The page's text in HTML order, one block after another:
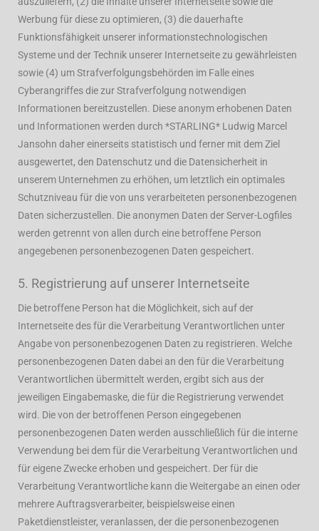
Werbung für diese zu optimieren, (3) die dauerhafte
Funktionsfähigkeit unserer informationstechnologischen
Systeme und der Technik unserer Internetseite zu gewährleisten
sowie (4) um Strafverfolgungsbehörden im Falle eines
Cyberangriffes die zur Strafverfolgung notwendigen
Informationen bereitzustellen. Diese anonym erhobenen Daten
und Informationen werden durch *STARLING* Ludwig Marcel
Jansohn daher einerseits statistisch und ferner mit dem Ziel
ausgewertet, den Datenschutz und die Datensicherheit in
unserem Unternehmen zu erhöhen, um letztlich ein optimales
Schutzniveau für die von uns verarbeiteten personenbezogenen
Daten sicherzustellen. Die anonymen Daten der Server-Logfiles
werden getrennt von allen durch eine betroffene Person
angegebenen personenbezogenen Daten gespeichert.
5. Registrierung auf unserer Internetseite
Die betroffene Person hat die Möglichkeit, sich auf der
Internetseite des für die Verarbeitung Verantwortlichen unter
Angabe von personenbezogenen Daten zu registrieren. Welche
personenbezogenen Daten dabei an den für die Verarbeitung
Verantwortlichen übermittelt werden, ergibt sich aus der
jeweiligen Eingabemaske, die für die Registrierung verwendet
wird. Die von der betroffenen Person eingegebenen
personenbezogenen Daten werden ausschließlich für die interne
Verwendung bei dem für die Verarbeitung Verantwortlichen und
für eigene Zwecke erhoben und gespeichert. Der für die
Verarbeitung Verantwortliche kann die Weitergabe an einen oder
mehrere Auftragsverarbeiter, beispielsweise einen
Paketdienstleister, veranlassen, der die personenbezogenen